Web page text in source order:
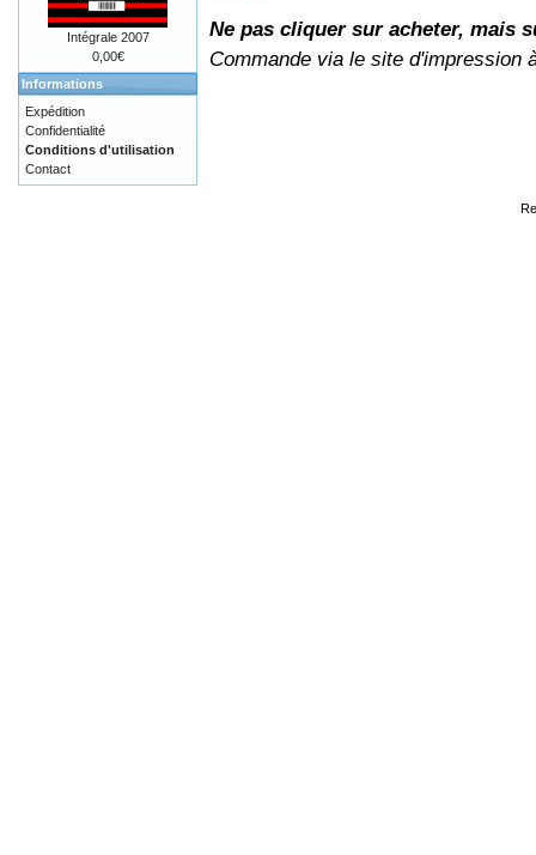
Ne pas cliquer sur acheter, mais
Commande via le site d'impression
Intégrale 2007
0,00€
Informations
Expédition
Confidentialité
Conditions d'utilisation
Contact